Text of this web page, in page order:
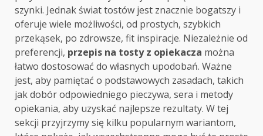
szynki. Jednak świat tostów jest znacznie bogatszy i
oferuje wiele możliwości, od prostych, szybkich
przekąsek, po zdrowsze, fit inspiracje. Niezależnie od
preferencji, przepis na tosty z opiekacza można
łatwo dostosować do własnych upodobań. Ważne
jest, aby pamiętać o podstawowych zasadach, takich
jak dobór odpowiedniego pieczywa, sera i metody
opiekania, aby uzyskać najlepsze rezultaty. W tej
sekcji przyjrzymy się kilku popularnym wariantom,